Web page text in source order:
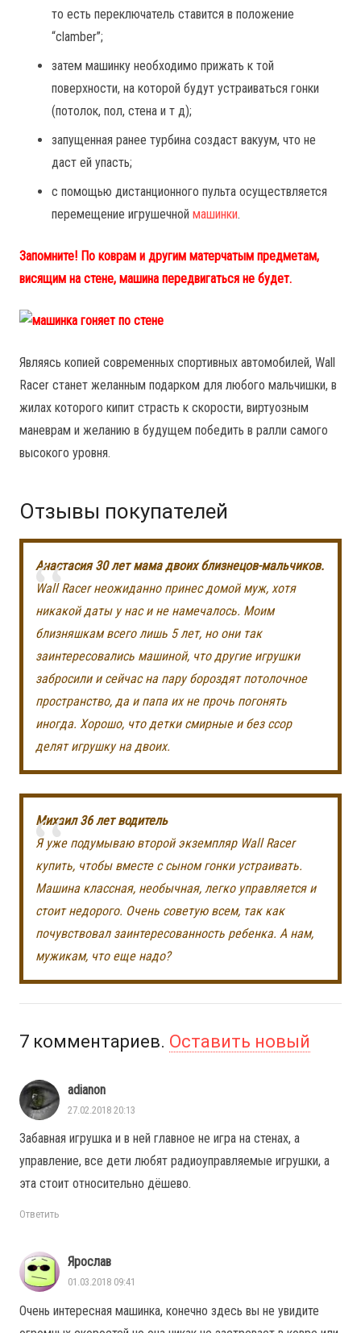
то есть переключатель ставится в положение
“clamber”;
затем машинку необходимо прижать к той
поверхности, на которой будут устраиваться гонки
(потолок, пол, стена и т д);
запущенная ранее турбина создаст вакуум, что не
даст ей упасть;
с помощью дистанционного пульта осуществляется
перемещение игрушечной машинки.
Запомните! По коврам и другим матерчатым предметам,
висящим на стене, машина передвигаться не будет.
Являясь копией современных спортивных автомобилей, Wall
Racer станет желанным подарком для любого мальчишки, в
жилах которого кипит страсть к скорости, виртуозным
маневрам и желанию в будущем победить в ралли самого
высокого уровня.
Отзывы покупателей
Анастасия 30 лет мама двоих близнецов-мальчиков.
Wall Racer неожиданно принес домой муж, хотя
никакой даты у нас и не намечалось. Моим
близняшкам всего лишь 5 лет, но они так
заинтересовались машиной, что другие игрушки
забросили и сейчас на пару бороздят потолочное
пространство, да и папа их не прочь погонять
иногда. Хорошо, что детки смирные и без ссор
делят игрушку на двоих.
Михаил 36 лет водитель
Я уже подумываю второй экземпляр Wall Racer
купить, чтобы вместе с сыном гонки устраивать.
Машина классная, необычная, легко управляется и
стоит недорого. Очень советую всем, так как
почувствовал заинтересованность ребенка. А нам,
мужикам, что еще надо?
7 комментариев. Оставить новый
adianon
27.02.2018 20:13
Забавная игрушка и в ней главное не игра на стенах, а
управление, все дети любят радиоуправляемые игрушки, а
эта стоит относительно дёшево.
Ответить
Ярослав
01.03.2018 09:41
Очень интересная машинка, конечно здесь вы не увидите